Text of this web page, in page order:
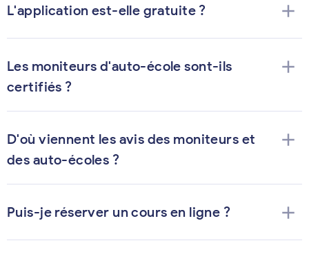
L'application est-elle gratuite ? add
Les moniteurs d'auto-école sont-ils
certifiés ?
add
D'où viennent les avis des moniteurs et
des auto-écoles ?
add
Puis-je réserver un cours en ligne ? add